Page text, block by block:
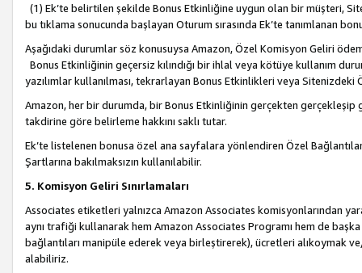
(1) Ek’te belirtilen şekilde Bonus Etkinliğine uygun olan bir müşteri,
bu tıklama sonucunda başlayan Oturum sırasında Ek’te tanımlanan
Aşağıdaki durumlar söz konusuysa Amazon, Özel Komisyon Geliri
Bonus Etkinliğinin geçersiz kılındığı bir ihlal veya kötüye kullanım
yazılımlar kullanılması, tekrarlayan Bonus Etkinlikleri veya
Amazon, her bir durumda, bir Bonus Etkinliğinin gerçekten gerçekleşip
takdirine göre belirleme hakkını saklı tutar.
Ek’te listelenen bonusa özel ana sayfalara yönlendiren Özel
Şartlarına bakılmaksızın kullanılabilir.
5. Komisyon Geliri Sınırlamaları
Associates etiketleri yalnızca Amazon Associates komisyonlarından
aynı trafiği kullanarak hem Amazon Associates Programı hem de
bağlantıları manipüle ederek veya birleştirerek), ücretleri alıkoymak
alabiliriz.